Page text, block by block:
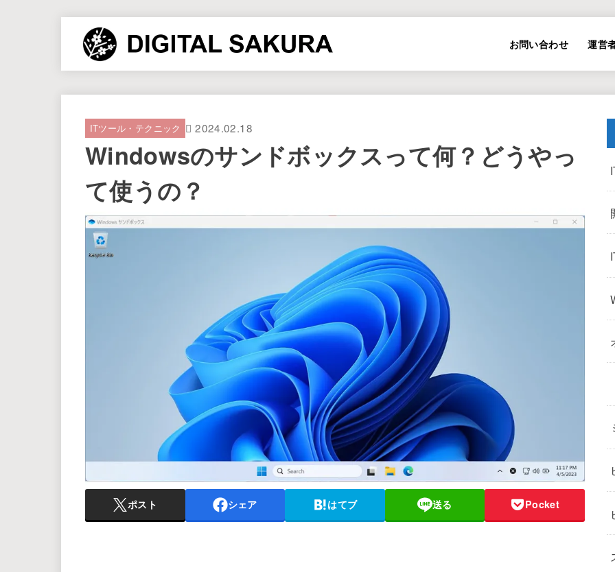
お問い合わせ 運営
ITツール・テクニック 2024.02.18
Windowsのサンドボックスって何？どうやっ
て使うの？
ポスト シェア はてブ 送る Pocket